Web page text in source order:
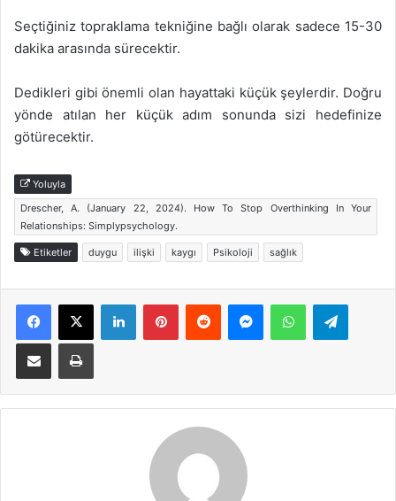
Seçtiğiniz topraklama tekniğine bağlı olarak sadece 15-30
dakika arasında sürecektir.
Dedikleri gibi önemli olan hayattaki küçük şeylerdir. Doğru
yönde atılan her küçük adım sonunda sizi hedefinize
götürecektir.
Yoluyla
Drescher, A. (January 22, 2024). How To Stop Overthinking In Your
Relationships: Simplypsychology.
Etiketler duygu ilişki kaygı Psikoloji sağlık
Facebook
X LinkedInPinterestReddit MessengerWhatsApp
E-Posta ile paylaş Yazdır